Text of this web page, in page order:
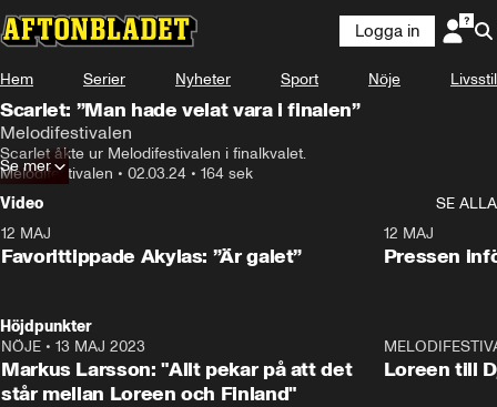
Logga in
Hem Serier Nyheter Sport Nöje Livsstil
Scarlet: ”Man hade velat vara i finalen”
Melodifestivalen
Scarlet åkte ur Melodifestivalen i finalkvalet.
Melodifestivalen • 02.03.24 • 164 sek
Se mer
Video
SE ALLA
12 MAJ
Favorittippade Akylas: ”Är galet”
12 MAJ
Pressen
Höjdpunkter
NÖJE • 13 MAJ 2023
Markus Larsson: "Allt pekar på att det
står mellan Loreen och Finland"
Loreen till